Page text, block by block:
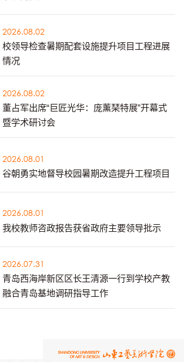
2026.08.02
校领导检查暑期配套设施提升项目工程进展
情况
2026.08.02
董占军出席“巨匠光华：庞薰琹特展”开幕式
暨学术研讨会
2026.08.01
谷朝勇实地督导校园暑期改造提升工程项目
2026.08.01
我校教师咨政报告获省政府主要领导批示
2026.07.31
青岛西海岸新区区长王清源一行到学校产教
融合青岛基地调研指导工作